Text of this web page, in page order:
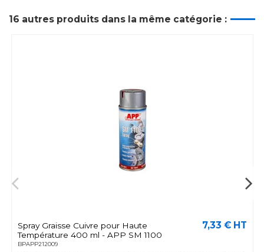
16 autres produits dans la même catégorie :
Spray Graisse Cuivre pour Haute
Température 400 ml - APP SM 1100
BPAPP212009
7,33 € HT